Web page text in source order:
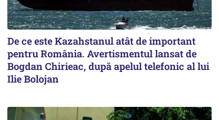
De ce este Kazahstanul atât de important
pentru România. Avertismentul lansat de
Bogdan Chirieac, după apelul telefonic al lui
Ilie Bolojan